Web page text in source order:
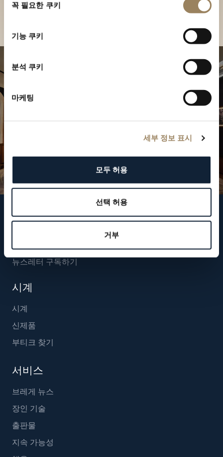
꼭 필요한 쿠키
기능 쿠키
분석 쿠키
마케팅
세부 정보 표시
모두 허용
선택 허용
거부
브레게 팔로우하기
뉴스레터 구독하기
시계
시계
신제품
부티크 찾기
서비스
브레게 뉴스
장인 기술
출판물
지속 가능성